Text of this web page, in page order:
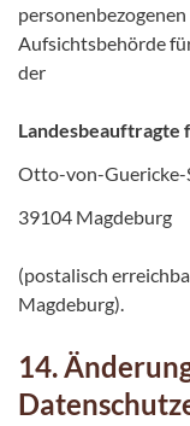
Aufsichtsbehörde
der
Landesbeauftragte
Otto-von-Guericke-
39104 Magdeburg
(postalisch
Magdeburg).
14.